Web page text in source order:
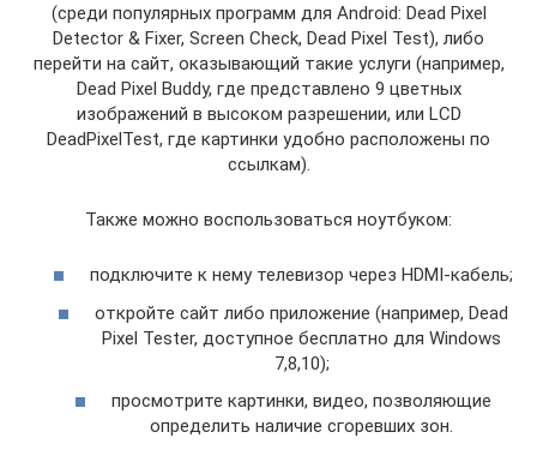
(среди популярных программ для Android: Dead Pixel
Detector & Fixer, Screen Check, Dead Pixel Test), либо
перейти на сайт, оказывающий такие услуги (например,
Dead Pixel Buddy, где представлено 9 цветных
изображений в высоком разрешении, или LCD
DeadPixelTest, где картинки удобно расположены по
ссылкам).
Также можно воспользоваться ноутбуком:
подключите к нему телевизор через HDMI-кабель;
откройте сайт либо приложение (например, Dead
Pixel Tester, доступное бесплатно для Windows
7,8,10);
просмотрите картинки, видео, позволяющие
определить наличие сгоревших зон.